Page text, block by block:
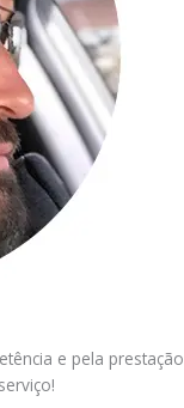
e pela prestação